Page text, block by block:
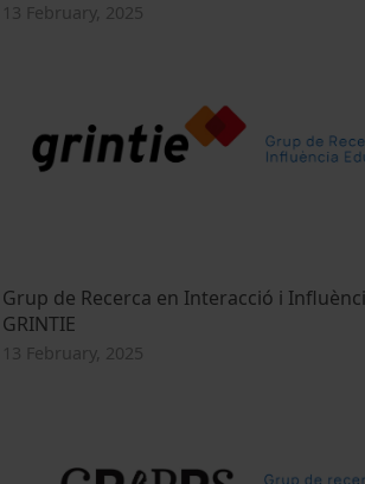
13 February, 2025
Grup de Recerca en Interacció i
GRINTIE
13 February, 2025